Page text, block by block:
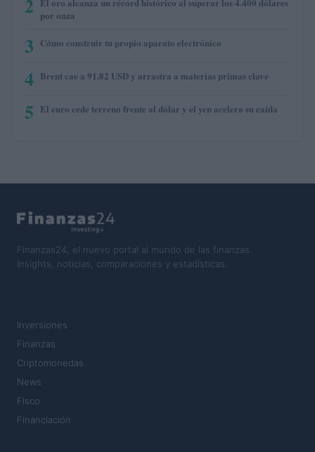
2 por onza
3 Cómo construir tu propio aparato electrónico
4 Brent cae a 91.82 USD y arrastra a materias primas clave
5 El euro cede terreno frente al dólar y el yen acelera su caída
Finanzas24, el nuevo portal al mundo de las finanzas.
Insights, noticias, comparaciones y estadísticas.
Inversiones
Finanzas
Criptomonedas
News
Fisco
Financiación